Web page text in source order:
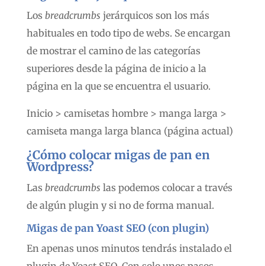
Los breadcrumbs jerárquicos son los más
habituales en todo tipo de webs. Se encargan
de mostrar el camino de las categorías
superiores desde la página de inicio a la
página en la que se encuentra el usuario.
Inicio > camisetas hombre > manga larga >
camiseta manga larga blanca (página actual)
¿Cómo colocar migas de pan en
Wordpress?
Las breadcrumbs las podemos colocar a través
de algún plugin y si no de forma manual.
Migas de pan Yoast SEO (con plugin)
En apenas unos minutos tendrás instalado el